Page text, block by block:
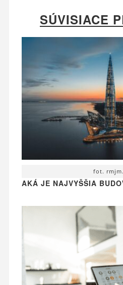
SÚVISIACE
fot.
AKÁ JE NAJVYŠŠIA